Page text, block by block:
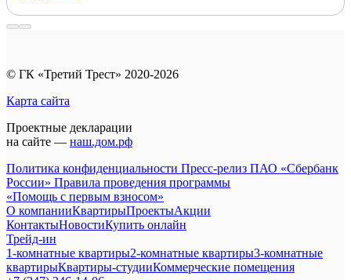
© ГК «Третий Трест» 2020-2026
Карта сайта
Проектные декларации
на сайте — наш.дом.рф
Политика конфиденциальности Пресс-релиз ПАО «Сбербанк
России» Правила проведения программы
«Помощь с первым взносом»
О компанииКвартирыПроектыАкции
КонтактыНовостиКупить онлайн
Трейд-ин
1-комнатные квартиры2-комнатные квартиры3-комнатные
квартирыКвартиры-студииКоммерческие помещения